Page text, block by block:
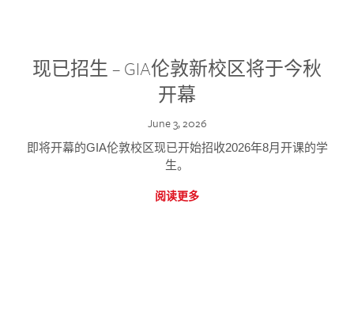
现已招生 – GIA伦敦新校区将于今秋
开幕
June 3, 2026
即将开幕的GIA伦敦校区现已开始招收2026年8月开课的学
生。
阅读更多